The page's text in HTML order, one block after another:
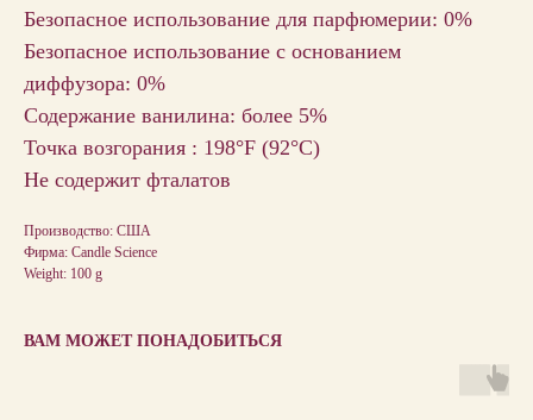
Безопасное использование для парфюмерии: 0%
Безопасное использование с основанием
диффузора: 0%
Содержание ванилина: более 5%
Точка возгорания : 198°F (92°С)
Не содержит фталатов
Производство: США
Фирма: Candle Science
Weight: 100 g
ВАМ МОЖЕТ ПОНАДОБИТЬСЯ